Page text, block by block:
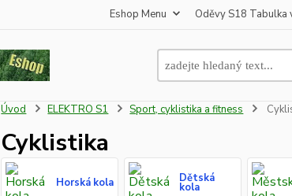
Eshop Menu Oděvy S18 Tabulka
Úvod ELEKTRO S1 Sport, cyklistika a fitness
Cyklistika
Horská kola Dětská
kola